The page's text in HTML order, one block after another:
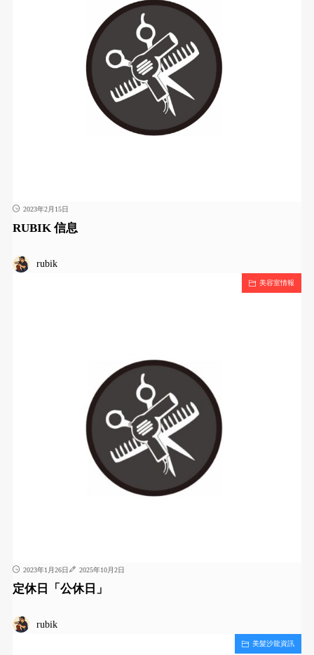
2023年2月15日
RUBIK 信息
rubik
美容室情報
2023年1月26日 2025年10月2日
定休日「公休日」
rubik
美髮沙龍資訊